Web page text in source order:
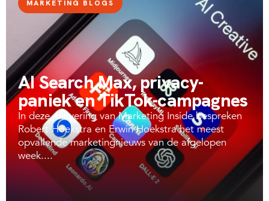
MARKETING BLOGS
AI Search Max, privacy-
paniek en TikTok-campagnes
In deze aflevering van Marketing Inside bespreken
Robert Hoekstra en Erwin Hoekstra het meest
opvallende marketingnieuws van de afgelopen
week....